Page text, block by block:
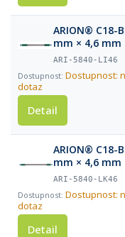
ARION® C18-
mm × 4,6 mm
ARI-5840-LI46
Dostupnost:
dotaz
Detail
ARION® C18-
mm × 4,6 mm
ARI-5840-LK46
Dostupnost:
dotaz
Detail